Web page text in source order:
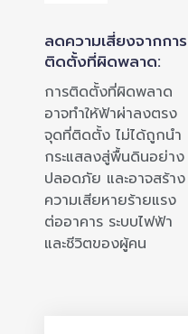
ลดความเสี่ยงจากการ
ติดตั้งที่ผิดพลาด:
การติดตั้งที่ผิดพลาด
อาจทำให้ฟ้าผ่าลงตรง
จุดที่ติดตั้ง ไม่ได้ถูกนำ
กระแสลงสู่พื้นดินอย่าง
ปลอดภัย และอาจสร้าง
ความเสียหายร้ายแรง
ต่ออาคาร ระบบไฟฟ้า
และชีวิตของผู้คน